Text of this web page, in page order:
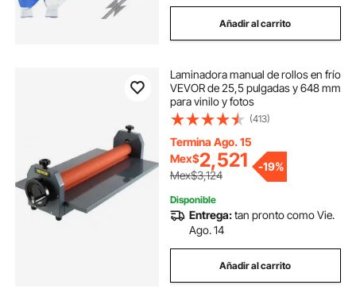
Añadir al carrito
Laminadora manual de rollos en frío
VEVOR de 25,5 pulgadas y 648 mm
para vinilo y fotos
(413)
Termina Ago. 15
Mex$2,521
Mex$3,124
-19%
Disponible
Entrega:tan pronto como Vie.
Ago. 14
Añadir al carrito